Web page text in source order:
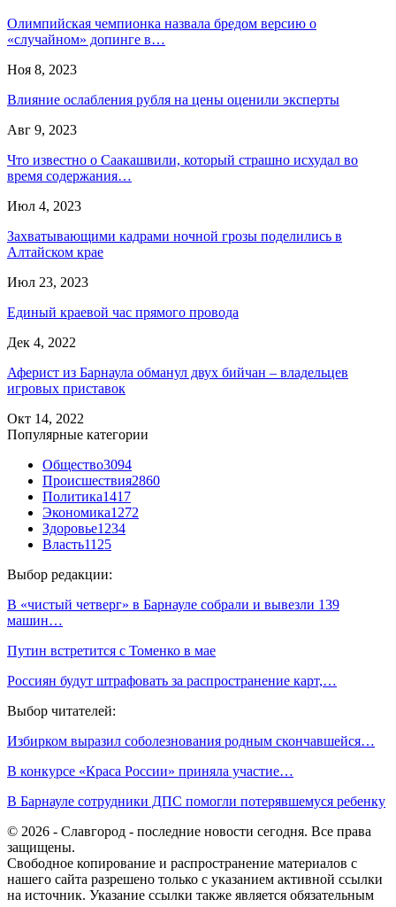
Олимпийская чемпионка назвала бредом версию о
«случайном» допинге в…
Ноя 8, 2023
Влияние ослабления рубля на цены оценили эксперты
Авг 9, 2023
Что известно о Саакашвили, который страшно исхудал во
время содержания…
Июл 4, 2023
Захватывающими кадрами ночной грозы поделились в
Алтайском крае
Июл 23, 2023
Единый краевой час прямого провода
Дек 4, 2022
Аферист из Барнаула обманул двух бийчан – владельцев
игровых приставок
Окт 14, 2022
Популярные категории
Общество3094
Происшествия2860
Политика1417
Экономика1272
Здоровье1234
Власть1125
Выбор редакции:
В «чистый четверг» в Барнауле собрали и вывезли 139
машин…
Путин встретится с Томенко в мае
Россиян будут штрафовать за распространение карт,…
Выбор читателей:
Избирком выразил соболезнования родным скончавшейся…
В конкурсе «Краса России» приняла участие…
В Барнауле сотрудники ДПС помогли потерявшемуся ребенку
© 2026 - Славгород - последние новости сегодня. Все права
защищены.
Свободное копирование и распространение материалов с
нашего сайта разрешено только с указанием активной ссылки
на источник. Указание ссылки также является обязательным